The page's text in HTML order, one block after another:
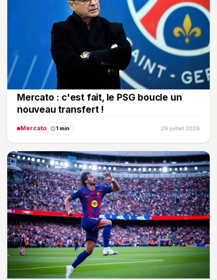
Mercato : c'est fait, le PSG boucle un
nouveau transfert !
Mercato 1 min 29 juillet 2026